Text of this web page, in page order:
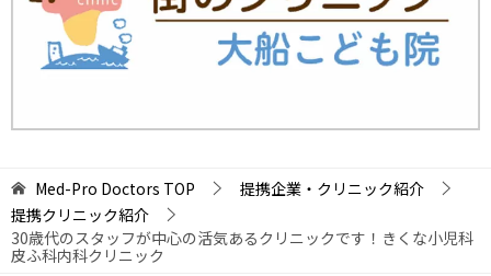
Med-Pro Doctors TOP
提携企業・クリニック紹介
提携クリニック紹介
30歳代のスタッフが中心の活気あるクリニックです！きくな小児科
皮ふ科内科クリニック